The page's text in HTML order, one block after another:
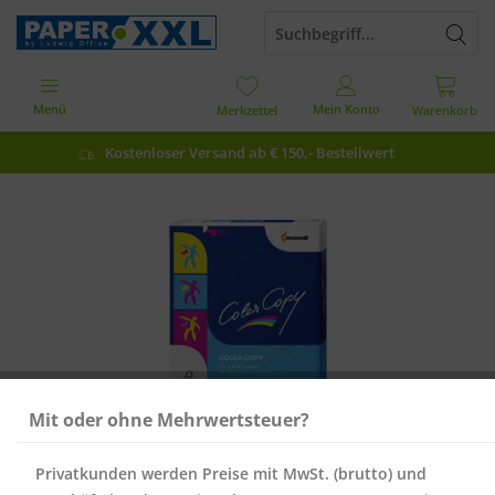
Kostenloser Versand ab € 150,- Bestellwert
Warenkorb
Merkzettel Mein Konto
Menü
Mit oder ohne Mehrwertsteuer?
Privatkunden werden Preise mit MwSt. (brutto) und